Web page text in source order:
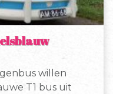
willen
T1 bus uit